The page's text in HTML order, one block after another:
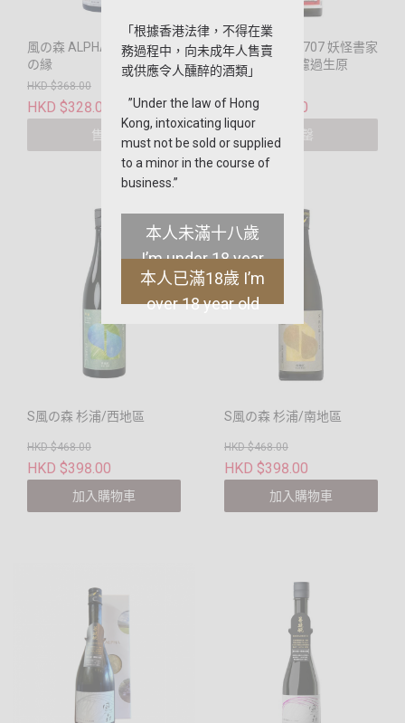
風の森 ALPHA9 風と火と
の縁
HKD $368.00
HKD $328.00
售罄
風の森 露葉風707 妖怪書家
逢香 Ouka 無濾過生原
HKD $288.00
售罄
S風の森 杉浦/西地區
HKD $468.00
HKD $398.00
加入購物車
S風の森 杉浦/南地區
HKD $468.00
HKD $398.00
加入購物車
「根據香港法律，不得在業
務過程中，向未成年人售賣
或供應令人醺醉的酒類」
”Under the law of Hong
Kong, intoxicating liquor
must not be sold or supplied
to a minor in the course of
business.”
本人未滿十八歲
I’m under 18 year
old
本人已滿18歲 I’m
over 18 year old